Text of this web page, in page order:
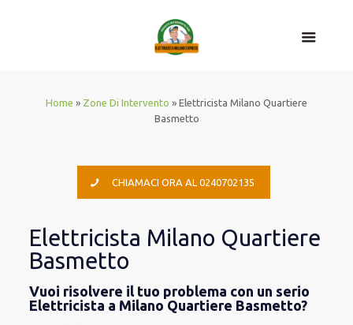
Home » Zone Di Intervento » Elettricista Milano Quartiere
Basmetto
CHIAMACI ORA AL 0240702135
Elettricista Milano Quartiere
Basmetto
Vuoi risolvere il tuo problema con un serio
Elettricista a Milano Quartiere Basmetto?